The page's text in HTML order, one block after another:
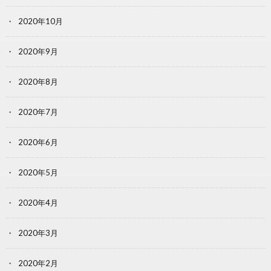
2020年10月
2020年9月
2020年8月
2020年7月
2020年6月
2020年5月
2020年4月
2020年3月
2020年2月